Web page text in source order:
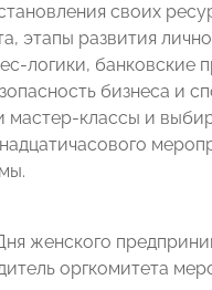
своих
этапы развития
логики, банковские
бизнеса и
классы и
женского
оргкомитета